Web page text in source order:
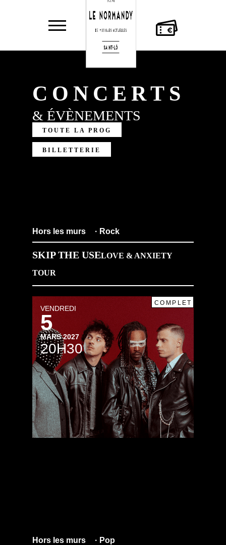
LE
NORMANDY
CONCERTS
& ÉVÈNEMENTS
TOUTE LA PROG
BILLETTERIE
Hors les murs · Rock
SKIP THE USELOVE & ANXIETY
TOUR
VENDREDI
5
MARS 2027
20H30
COMPLET
Hors les murs · Pop